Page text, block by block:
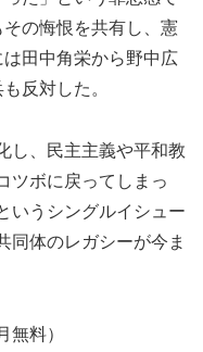
の悔恨を共有し、憲
田中角栄から野中広
反対した。
し、民主主義や平和教
ツボに戻ってしまっ
いうシングルイシュー
同体のレガシーが今ま
無料）